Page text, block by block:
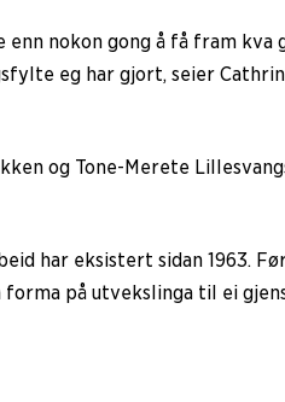
nokon gong å få fram
eg har gjort, seier
og Tone-Merete
har eksistert sidan 1963.
forma på utvekslinga til ei